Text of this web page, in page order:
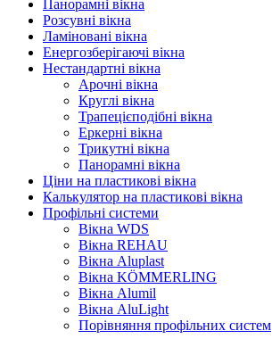
Панорамні вікна
Розсувні вікна
Ламіновані вікна
Енергозберігаючі вікна
Нестандартні вікна
Арочні вікна
Круглі вікна
Трапецієподібні вікна
Еркерні вікна
Трикутні вікна
Панорамні вікна
Ціни на пластикові вікна
Калькулятор на пластикові вікна
Профільні системи
Вікна WDS
Вікна REHAU
Вікна Aluplast
Вікна KÖMMERLING
Вікна Alumil
Вікна AluLight
Порівняння профільних систем